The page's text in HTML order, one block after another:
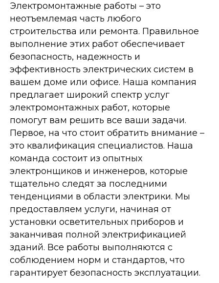
Электромонтажные работы – это
неотъемлемая часть любого
строительства или ремонта. Правильное
выполнение этих работ обеспечивает
безопасность, надежность и
эффективность электрических систем в
вашем доме или офисе. Наша компания
предлагает широкий спектр услуг
электромонтажных работ, которые
помогут вам решить все ваши задачи.
Первое, на что стоит обратить внимание –
это квалификация специалистов. Наша
команда состоит из опытных
электронщиков и инженеров, которые
тщательно следят за последними
тенденциями в области электрики. Мы
предоставляем услуги, начиная от
установки осветительных приборов и
заканчивая полной электрификацией
зданий. Все работы выполняются с
соблюдением норм и стандартов, что
гарантирует безопасность эксплуатации.